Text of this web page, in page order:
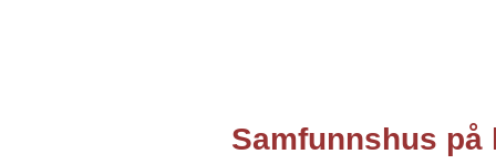
Samfunnshus